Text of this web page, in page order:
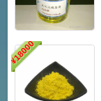
¥
18000